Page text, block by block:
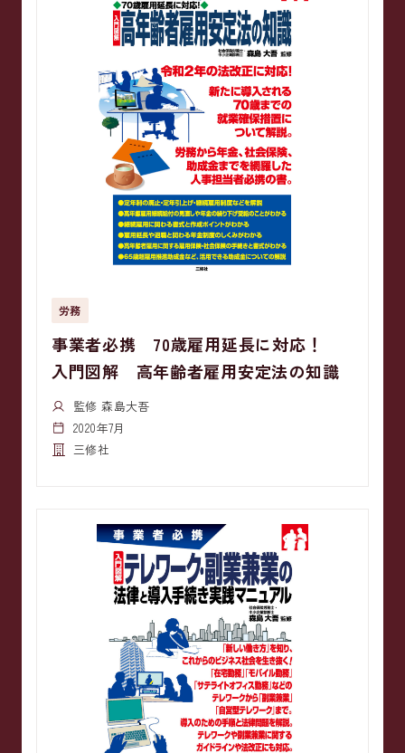
労務
事業者必携 70歳雇用延長に対応！
入門図解 高年齢者雇用安定法の知識
監修 森島大吾
2020年7月
三修社